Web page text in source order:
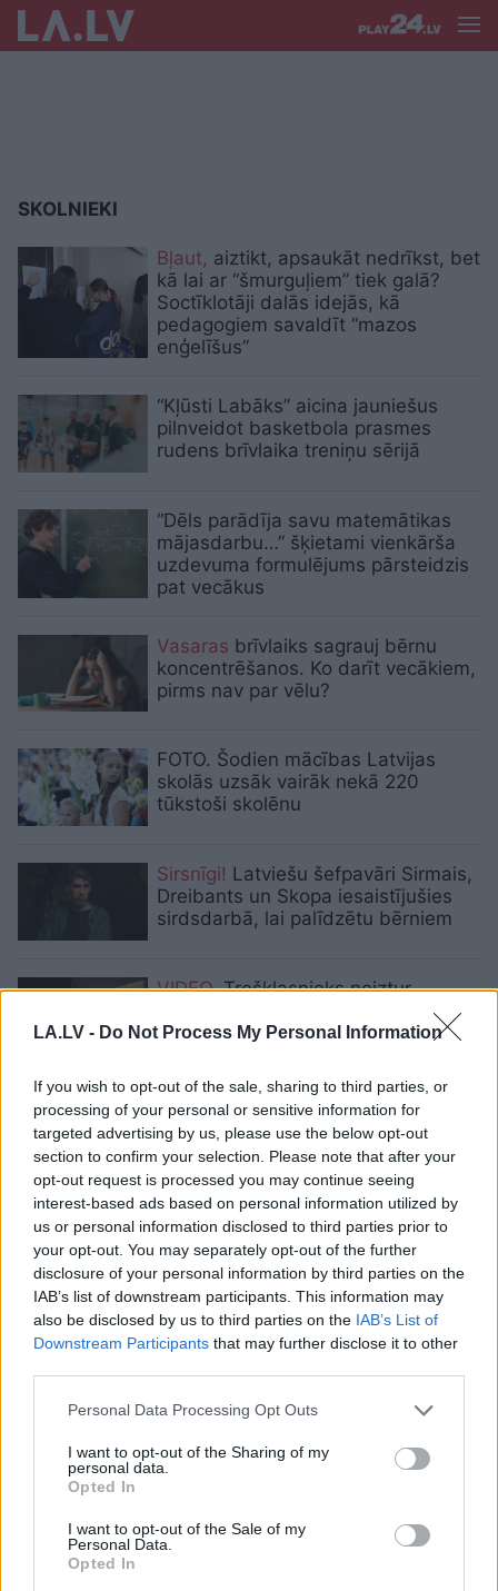
LA.LV - Do Not Process My Personal Information
If you wish to opt-out of the sale, sharing to third parties, or
processing of your personal or sensitive information for
targeted advertising by us, please use the below opt-out
section to confirm your selection. Please note that after your
opt-out request is processed you may continue seeing
interest-based ads based on personal information utilized by
us or personal information disclosed to third parties prior to
your opt-out. You may separately opt-out of the further
disclosure of your personal information by third parties on the
IAB’s list of downstream participants. This information may
also be disclosed by us to third parties on the IAB’s List of
Downstream Participants that may further disclose it to other
Please note that this website/app uses one or more Google
not limited to your visit or usage behaviour. You may click to
grant or deny consent to Google and its third-party tags to
use your data for below specified purposes in below Google
consent section.
Personal Data Processing Opt Outs
I want to opt-out of the Sharing of my
personal data.
Opted In
I want to opt-out of the Sale of my
Personal Data.
Opted In
SKOLNIEKI
Bļaut, aiztikt, apsaukāt nedrīkst, bet
kā lai ar “šmurguļiem” tiek galā?
Soctīklotāji dalās idejās, kā
pedagogiem savaldīt “mazos
enģelīšus”
“Kļūsti Labāks” aicina jauniešus
pilnveidot basketbola prasmes
rudens brīvlaika treniņu sērijā
“Dēls parādīja savu matemātikas
mājasdarbu…” šķietami vienkārša
uzdevuma formulējums pārsteidzis
pat vecākus
Vasaras brīvlaiks sagrauj bērnu
koncentrēšanos. Ko darīt vecākiem,
pirms nav par vēlu?
FOTO. Šodien mācības Latvijas
skolās uzsāk vairāk nekā 220
tūkstoši skolēnu
Sirsnīgi! Latviešu šefpavāri Sirmais,
Dreibants un Skopa iesaistījušies
sirdsdarbā, lai palīdzētu bērniem
VIDEO.Trešklasnieks neiztur
ņirgāšanos par “Tava māte ir mirusi,
tu tikai neraudi!” un tiek piekauts
Tiksvarīgā skolēnu lasītprasme: kā
to veicināt?
VIDEO. Īsāks vasaras brīvlaiks,
atteikšanās no krievu valodas –
kādas pārmaiņas gaida skolniekus
un kad tās tiks ieviestas?
Līvānu novadā skolēniem arī
nākamajā mācību gadā būs
VIDEO. Līdz asarām aizkustinoši –
vētrainiem aplausiem!